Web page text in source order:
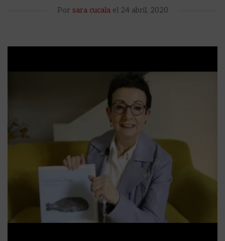
Por sara cucalael 24 abril, 2020